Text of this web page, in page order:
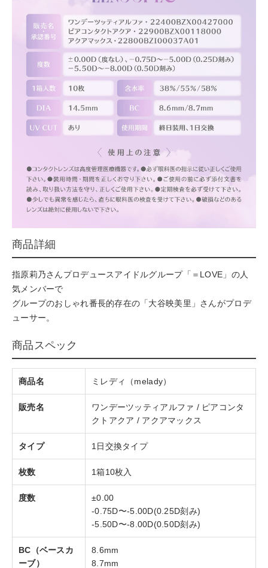
商品詳細
指原莉乃さんプロデュースアイドルグループ「＝LOVE」の人
気メンバーで
グループのおしゃれ番長的存在の「大谷映美里」さんがプロデ
ューサー。
商品スペック
商品名 ミレディ（melady）
販売名
ワンデーツッティアルファ / ピアコンタ
クトアクア / アクアマックス
タイプ 1日交換タイプ
枚数 1箱10枚入
度数
±0.00
-0.75D〜-5.00D(0.25D刻み)
-5.50D〜-8.00D(0.50D刻み)
BC（ベースカ
ーブ）
8.6mm
8.7mm